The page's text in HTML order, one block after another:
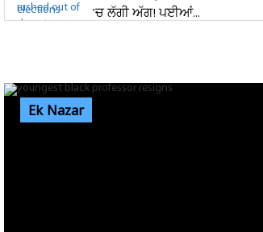
'ਚ ਲੱਗੀ ਅੱਗ! ਪਈਆਂ...
Ek Nazar